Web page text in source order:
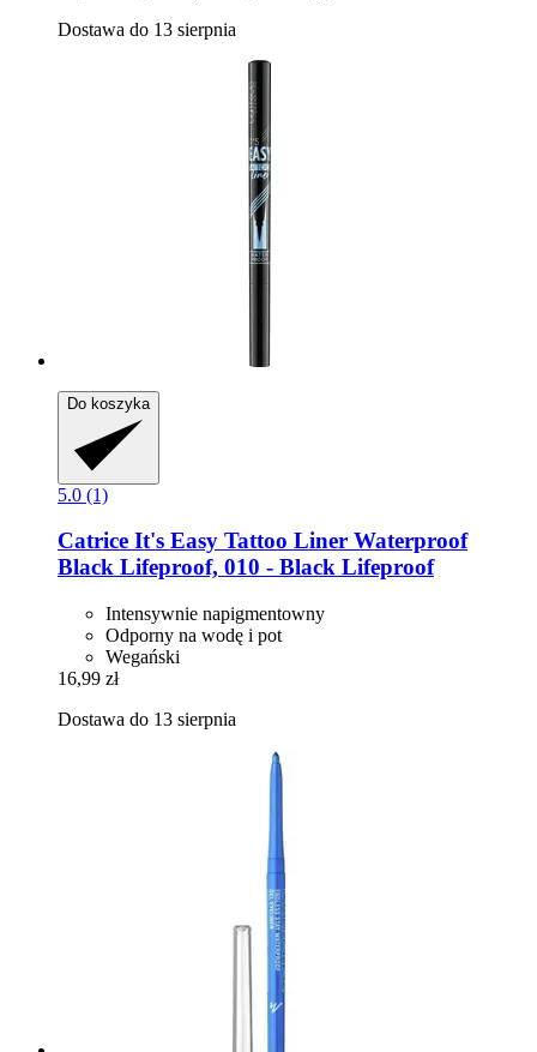
Dostawa do 13 sierpnia
Do koszyka
5.0 (1)
Catrice It's Easy Tattoo Liner Waterproof
Black Lifeproof, 010 -​ Black Lifeproof
Intensywnie napigmentowny
Odporny na wodę i pot
Wegański
16,99 zł
Dostawa do 13 sierpnia